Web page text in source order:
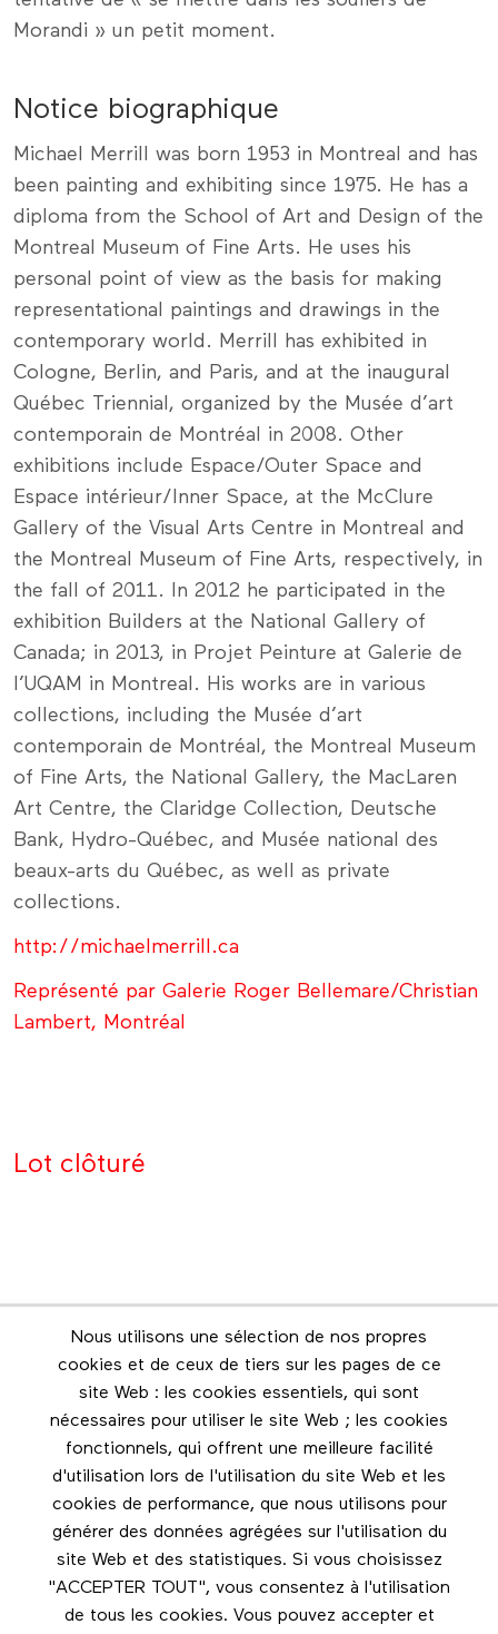
Morandi » un petit moment.
Notice biographique
Michael Merrill was born 1953 in Montreal and has
been painting and exhibiting since 1975. He has a
diploma from the School of Art and Design of the
Montreal Museum of Fine Arts. He uses his
personal point of view as the basis for making
representational paintings and drawings in the
contemporary world. Merrill has exhibited in
Cologne, Berlin, and Paris, and at the inaugural
Québec Triennial, organized by the Musée d’art
contemporain de Montréal in 2008. Other
exhibitions include Espace/Outer Space and
Espace intérieur/Inner Space, at the McClure
Gallery of the Visual Arts Centre in Montreal and
the Montreal Museum of Fine Arts, respectively, in
the fall of 2011. In 2012 he participated in the
exhibition Builders at the National Gallery of
Canada; in 2013, in Projet Peinture at Galerie de
l’UQAM in Montreal. His works are in various
collections, including the Musée d’art
contemporain de Montréal, the Montreal Museum
of Fine Arts, the National Gallery, the MacLaren
Art Centre, the Claridge Collection, Deutsche
Bank, Hydro-Québec, and Musée national des
beaux-arts du Québec, as well as private
collections.
http://michaelmerrill.ca
Représenté par Galerie Roger Bellemare/Christian
Lambert, Montréal
Lot clôturé
Nous utilisons une sélection de nos propres
cookies et de ceux de tiers sur les pages de ce
site Web : les cookies essentiels, qui sont
nécessaires pour utiliser le site Web ; les cookies
fonctionnels, qui offrent une meilleure facilité
d'utilisation lors de l'utilisation du site Web et les
cookies de performance, que nous utilisons pour
générer des données agrégées sur l'utilisation du
site Web et des statistiques. Si vous choisissez
"ACCEPTER TOUT", vous consentez à l'utilisation
de tous les cookies. Vous pouvez accepter et
Infolettre
Restez en contact grâce à l'infolettre
Footer menu
Les éditions Esse
Instagram
Facebook
Nous contacter